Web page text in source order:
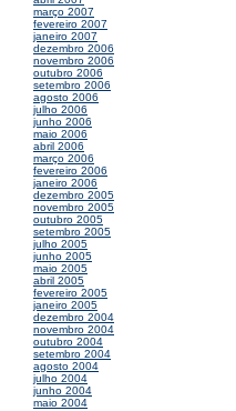
março 2007
fevereiro 2007
janeiro 2007
dezembro 2006
novembro 2006
outubro 2006
setembro 2006
agosto 2006
julho 2006
junho 2006
maio 2006
abril 2006
março 2006
fevereiro 2006
janeiro 2006
dezembro 2005
novembro 2005
outubro 2005
setembro 2005
julho 2005
junho 2005
maio 2005
abril 2005
fevereiro 2005
janeiro 2005
dezembro 2004
novembro 2004
outubro 2004
setembro 2004
agosto 2004
julho 2004
junho 2004
maio 2004